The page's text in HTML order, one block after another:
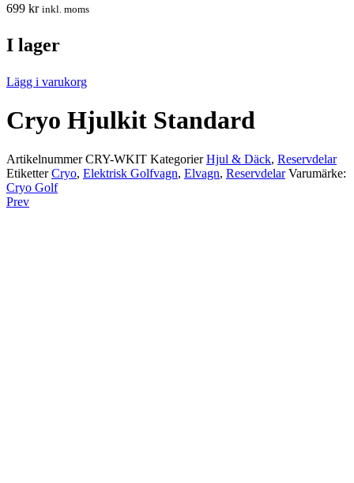
699 kr inkl. moms
I lager
Lägg i varukorg
Cryo Hjulkit Standard
ArtikelnummerCRY-WKIT Kategorier Hjul & Däck, Reservdelar
Etiketter Cryo, Elektrisk Golfvagn, Elvagn, Reservdelar Varumärke:
Cryo Golf
Prev